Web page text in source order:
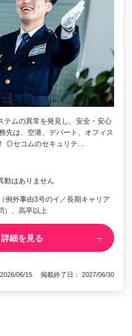
テムの異常を発見し、安全・安心
先は、空港、デパート、オフィス
◎セコムのセキュリテ…
はありません
例外事由3号のイ／長期キャリア
）、高卒以上
詳細を見る
06/15 掲載終了日： 2027/06/30